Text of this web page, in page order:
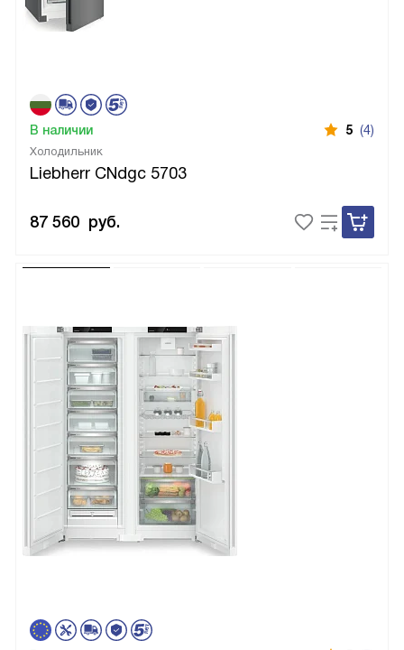
Холодильник
Liebherr CNdgc 5703
В наличии 5 (4)
87 560 руб.